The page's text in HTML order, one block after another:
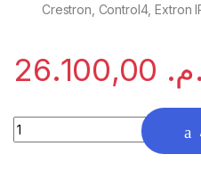
Crestron, Control4, Extron
EPSON EB-L630U